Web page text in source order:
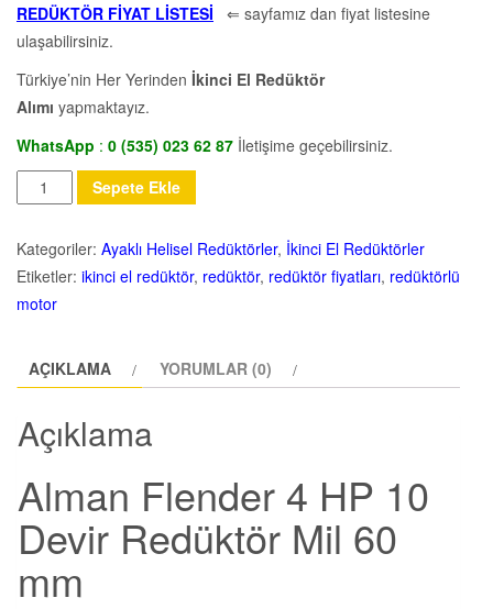
REDÜKTÖR FİYAT LİSTESİ ⇐ sayfamız dan fiyat listesine
ulaşabilirsiniz.
Türkiye’nin Her Yerinden İkinci El Redüktör
Alımı yapmaktayız.
WhatsApp : 0 (535) 023 62 87 İletişime geçebilirsiniz.
Miktar
Sepete Ekle
Kategoriler: Ayaklı Helisel Redüktörler, İkinci El Redüktörler
Etiketler: ikinci el redüktör, redüktör, redüktör fiyatları, redüktörlü
motor
AÇIKLAMA YORUMLAR (0)
Açıklama
Alman Flender 4 HP 10
Devir Redüktör Mil 60
mm